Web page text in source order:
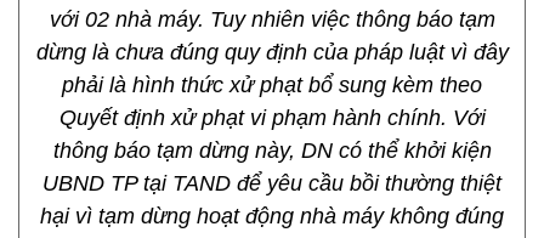
với 02 nhà máy. Tuy nhiên việc thông báo tạm
dừng là chưa đúng quy định của pháp luật vì đây
phải là hình thức xử phạt bổ sung kèm theo
Quyết định xử phạt vi phạm hành chính. Với
thông báo tạm dừng này, DN có thể khởi kiện
UBND TP tại TAND để yêu cầu bồi thường thiệt
hại vì tạm dừng hoạt động nhà máy không đúng